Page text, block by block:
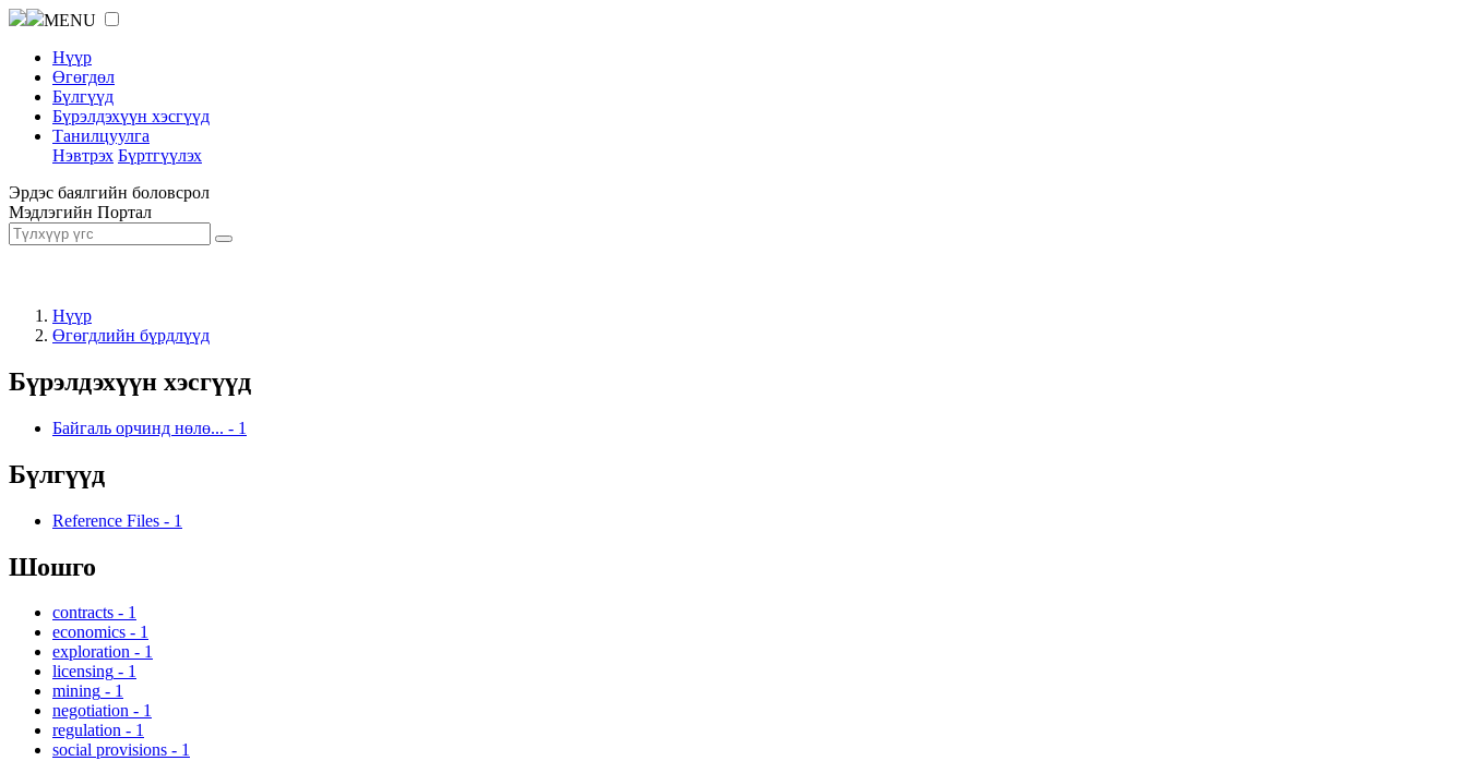
MENU
Нүүр
Өгөгдөл
Бүлгүүд
Бүрэлдэхүүн хэсгүүд
Танилцуулга
Нэвтрэх Бүртгүүлэх
Эрдэс баялгийн боловсрол
Мэдлэгийн Портал
Нүүр
Өгөгдлийн бүрдлүүд
Бүрэлдэхүүн хэсгүүд
Байгаль орчинд нөлө... - 1
Бүлгүүд
Reference Files - 1
Шошго
contracts - 1
economics - 1
exploration - 1
licensing - 1
mining - 1
negotiation - 1
regulation - 1
social provisions - 1